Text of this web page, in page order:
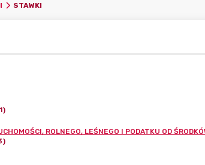
STAWKI
ROLNEGO, LEŚNEGO I PODATKU OD